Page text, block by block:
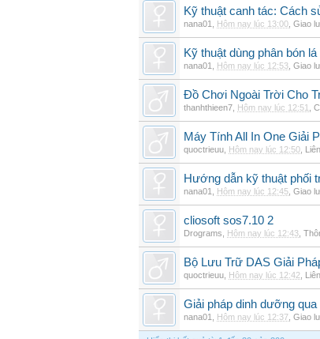
Kỹ thuật canh tác: Cách
nana01 Hôm nay lúc 13:00 Giao
Kỹ thuật dùng phân bón
nana01 Hôm nay lúc 12:53 Giao
Đồ Chơi Ngoài Trời Cho
thanhthieen7 Hôm nay lúc 12:51
Máy Tính All In One Giải
quoctrieuu Hôm nay lúc 12:50
Hướng dẫn kỹ thuật phối
nana01 Hôm nay lúc 12:45 Giao
cliosoft sos7.10 2
Drograms Hôm nay lúc 12:43
Bộ Lưu Trữ DAS Giải
quoctrieuu Hôm nay lúc 12:42
Giải pháp dinh dưỡng
nana01 Hôm nay lúc 12:37 Giao